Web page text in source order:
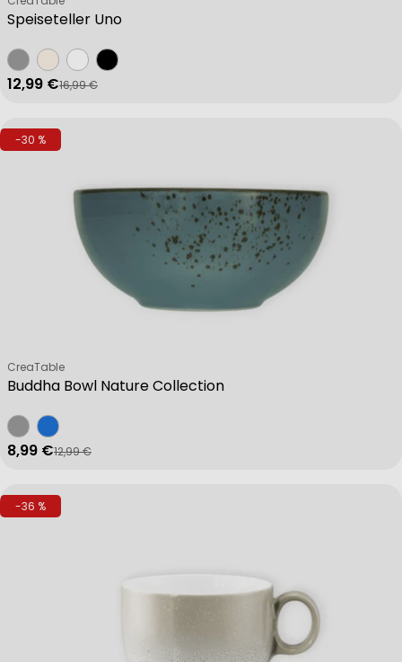
Speiseteller Uno
Verkaufspreis
12,99 €
Regulärer Preis
16,99 €
-30 %
Buddha Bowl Nature Collection
Verkäufer:
CreaTable
Verkaufspreis
8,99 €
Regulärer Preis
12,99 €
-36 %